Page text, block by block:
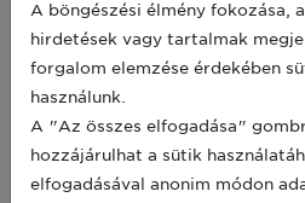
visszaváltási rendszer
– szakértőnk válaszol
Számos partnerünk
visszaváltási rendszer
illetően, ezért szeretnénk
nyújtani a vonalkódok
kapcsolatban. Mit tehet
érintett beszállító,
2023-12-08
A böngészési élmény fokozása,
hirdetések vagy tartalmak
forgalom elemzése érdekében
használunk.
A "Az összes elfogadása"
hozzájárulhat a sütik
elfogadásával anonim módon